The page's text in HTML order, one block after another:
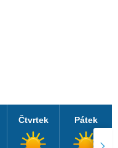
Čtvrtek Pátek